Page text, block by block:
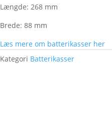
Længde: 268 mm
Brede: 88 mm
Læs mere om batterikasser her
Kategori Batterikasser